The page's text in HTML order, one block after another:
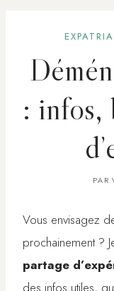
: infos,
PAR
Vous envisagez
prochainement ?
partage